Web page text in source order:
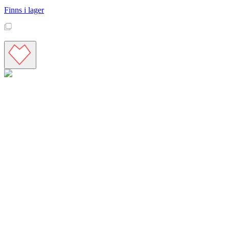
Finns i lager